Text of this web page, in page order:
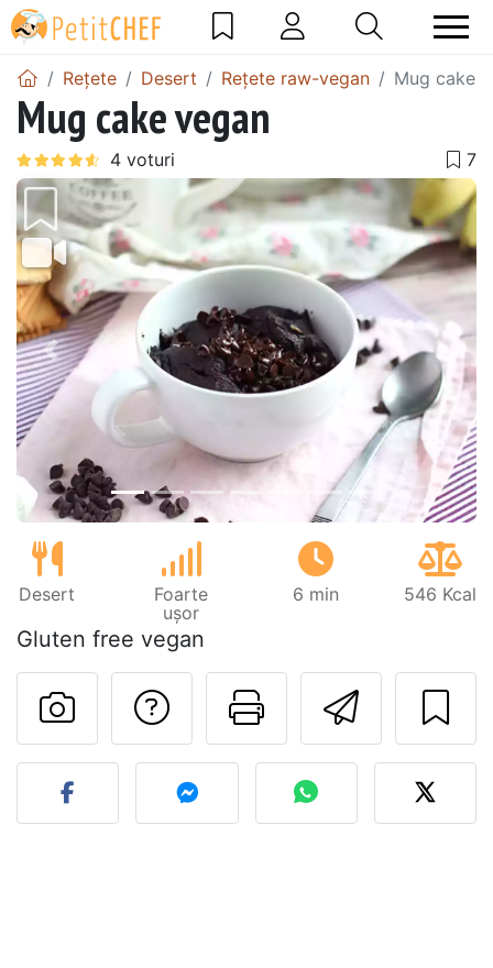
Rețete Desert Rețete raw-vegan Mug cake
Mug cake vegan
Precedentul
Desert
Foarte
ușor
6 min 546 Kcal
Gluten free vegan
Printează
Adresează o
Postează o poză cu